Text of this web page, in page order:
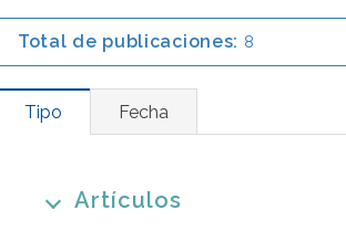
Total de publicaciones: 8
Tipo Fecha
Artículos